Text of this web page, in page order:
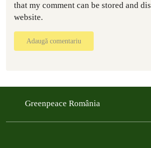
that my comment can be stored and
website.
Adaugă comentariu
Greenpeace România